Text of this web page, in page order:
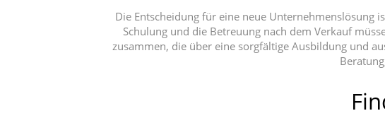
Die Entscheidung für eine neue Unternehmenslösung
Schulung und die Betreuung nach dem Verkauf
zusammen, die über eine sorgfältige Ausbildung und